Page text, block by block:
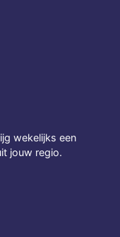
wekelijks een
jouw regio.